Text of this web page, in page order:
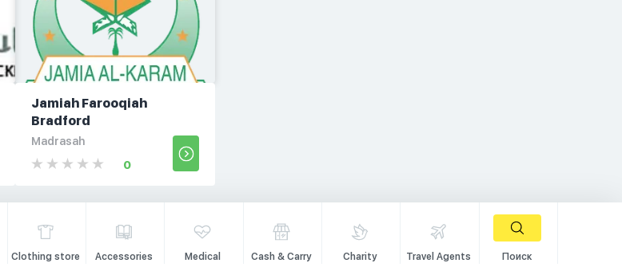
Jamiah Farooqiah
Bradford
Madrasah
0
Clothing store Accessories Medical Cash & Carry Charity Travel Agents Поиск